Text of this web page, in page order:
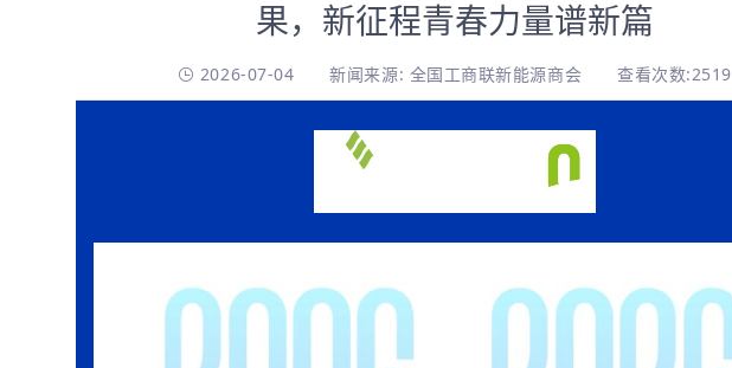
果，新征程青春力量谱新篇
2026-07-04 新闻来源: 全国工商联新能源商会 查看次数:2519